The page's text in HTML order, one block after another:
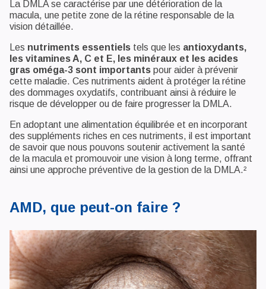
La DMLA se caractérise par une détérioration de la
macula, une petite zone de la rétine responsable de la
vision détaillée.
Les nutriments essentiels tels que les antioxydants,
les vitamines A, C et E, les minéraux et les acides
gras oméga-3 sont importants pour aider à prévenir
cette maladie. Ces nutriments aident à protéger la rétine
des dommages oxydatifs, contribuant ainsi à réduire le
risque de développer ou de faire progresser la DMLA.
En adoptant une alimentation équilibrée et en incorporant
des suppléments riches en ces nutriments, il est important
de savoir que nous pouvons soutenir activement la santé
de la macula et promouvoir une vision à long terme, offrant
ainsi une approche préventive de la gestion de la DMLA.²
AMD, que peut-on faire ?